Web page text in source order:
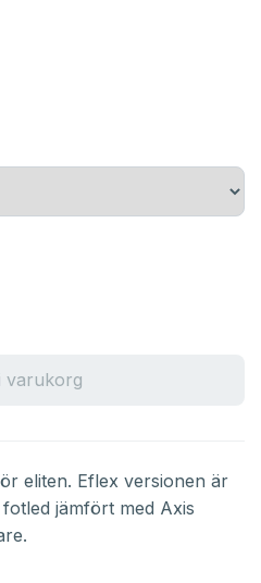
varukorg
eliten. Eflex versionen är
jämfört med Axis